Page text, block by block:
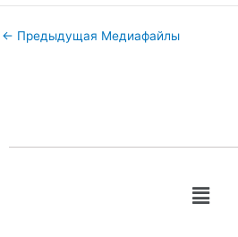
← Предыдущая Медиафайлы
Меню